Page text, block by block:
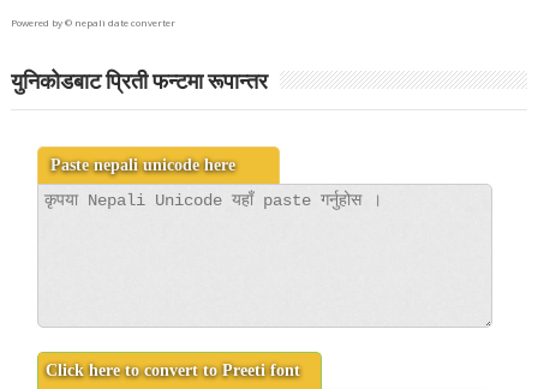
Powered by © nepali date converter
युनिकोडबाट प्रिती फन्टमा रूपान्तर